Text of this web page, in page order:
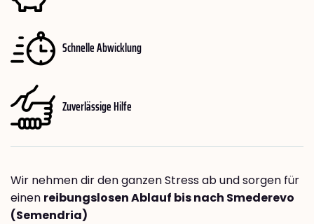
Schnelle Abwicklung
Zuverlässige Hilfe
Wir nehmen dir den ganzen Stress ab und sorgen für
einen reibungslosen Ablauf bis nach Smederevo
(Semendria)